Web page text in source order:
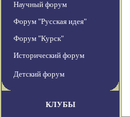
Научный форум
Форум "Русская идея"
Форум "Курск"
Исторический форум
Детский форум
КЛУБЫ